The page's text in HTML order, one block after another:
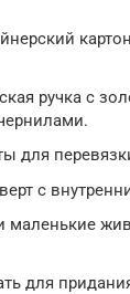
ручка с
для
с
маленькие
для